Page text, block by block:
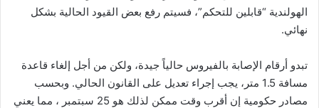
الهولندية “قابلين للتحكم”، فسيتم رفع بعض القيود الحالية بشكل
نهائي.
تبدو أرقام الإصابة بالفيروس حالياً جيدة، ولكن من أجل إلغاء قاعدة
مسافة 1.5 متر، يجب إجراء تعديل على القانون الحالي. وبحسب
مصادر حكومية إن أقرب وقت ممكن لذلك هو 25 سبتمبر ، مما يعني